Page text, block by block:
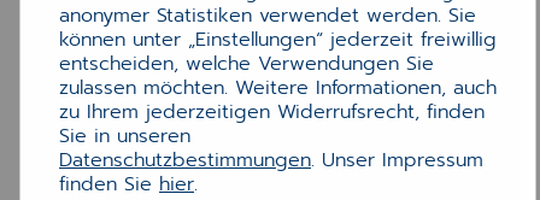
anonymer Statistiken verwendet werden. Sie
können unter „Einstellungen“ jederzeit freiwillig
entscheiden, welche Verwendungen Sie
zulassen möchten. Weitere Informationen, auch
zu Ihrem jederzeitigen Widerrufsrecht, finden
Sie in unseren
Datenschutzbestimmungen. Unser Impressum
finden Sie hier.